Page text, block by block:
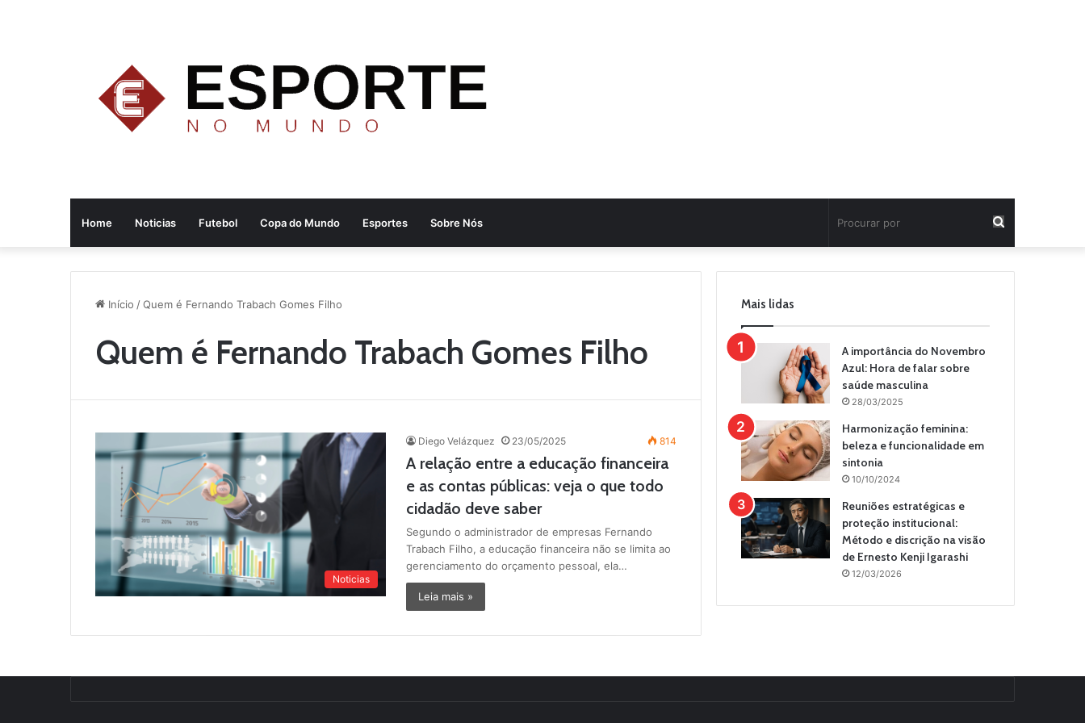
Home Noticias Futebol Copa do Mundo Esportes Sobre Nós
por
Início /Quem é Fernando Trabach Gomes Filho
Quem é Fernando Trabach Gomes Filho
Noticias
Diego Velázquez 23/05/2025 814
A relação entre a educação financeira
e as contas públicas: veja o que todo
cidadão deve saber
Segundo o administrador de empresas Fernando
Trabach Filho, a educação financeira não se limita ao
gerenciamento do orçamento pessoal, ela…
Leia mais »
Mais lidas
A importância do Novembro
Azul: Hora de falar sobre
saúde masculina
28/03/2025
Harmonização feminina:
beleza e funcionalidade em
sintonia
10/10/2024
Reuniões estratégicas e
proteção institucional:
Método e discrição na visão
de Ernesto Kenji Igarashi
12/03/2026